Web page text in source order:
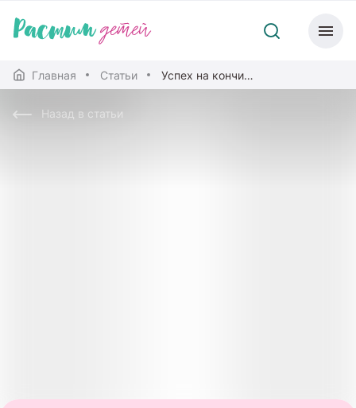
Главная Статьи Успех на кончиках пальцев
Назад в статьи